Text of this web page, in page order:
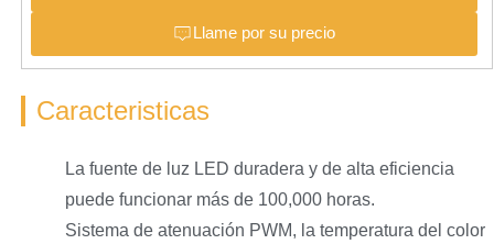
Llame por su precio
Caracteristicas
La fuente de luz LED duradera y de alta eficiencia
puede funcionar más de 100,000 horas.
Sistema de atenuación PWM, la temperatura del color